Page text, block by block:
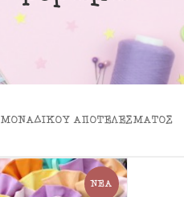
ΑΠΟΤΕΛΈΣΜΑΤΟΣ
ΝΈΑ